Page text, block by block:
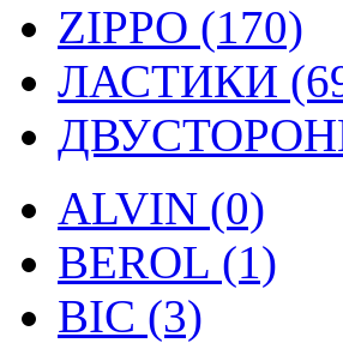
ZIPPO (170)
ЛАСТИКИ
ALVIN (0)
BEROL (1)
BIC (3)